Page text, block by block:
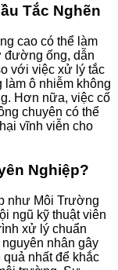
Tắc Nghẽn
cao có thể làm
đường ống, dẫn
với việc xử lý tắc
làm ô nhiễm không
Hơn nữa, việc cố
chuyên có thể
vĩnh viễn cho
Nghiệp?
như Môi Trường
ngũ kỹ thuật viên
xử lý chuẩn
nhân gây
nhất để khắc